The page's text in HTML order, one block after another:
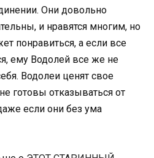
Они довольно
и нравятся многим, но
понравиться, а если все
ему Водолей все же не
Водолеи ценят свое
готовы отказываться от
если они без ума